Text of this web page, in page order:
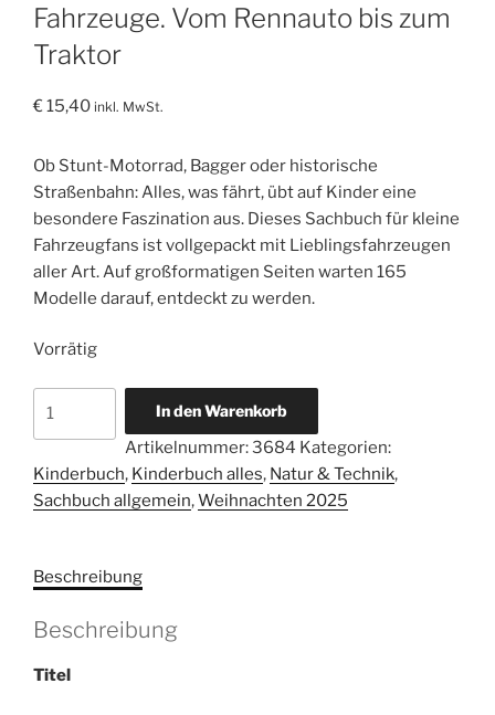
Fahrzeuge. Vom Rennauto bis zum
Traktor
€15,40 inkl. MwSt.
Ob Stunt-Motorrad, Bagger oder historische
Straßenbahn: Alles, was fährt, übt auf Kinder eine
besondere Faszination aus. Dieses Sachbuch für kleine
Fahrzeugfans ist vollgepackt mit Lieblingsfahrzeugen
aller Art. Auf großformatigen Seiten warten 165
Modelle darauf, entdeckt zu werden.
Vorrätig
bis
zum
In den Warenkorb
Artikelnummer:3684 Kategorien:
Kinderbuch, Kinderbuch alles, Natur & Technik,
Sachbuch allgemein,Weihnachten 2025
Beschreibung
Beschreibung
Titel